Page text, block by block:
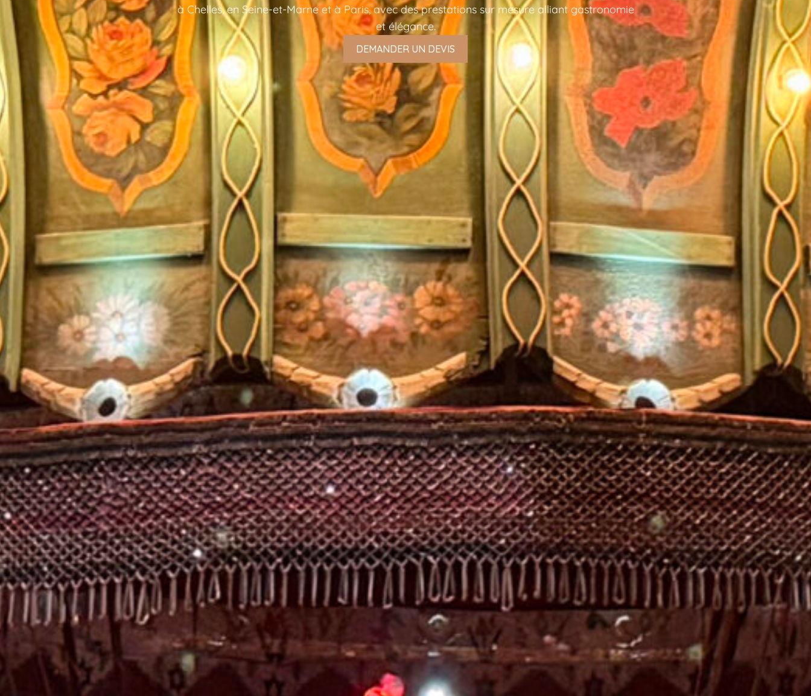
à Chelles, en Seine-et-Marne et à Paris, avec des prestations sur mesure alliant gastronomie
et élégance.
DEMANDER UN DEVIS